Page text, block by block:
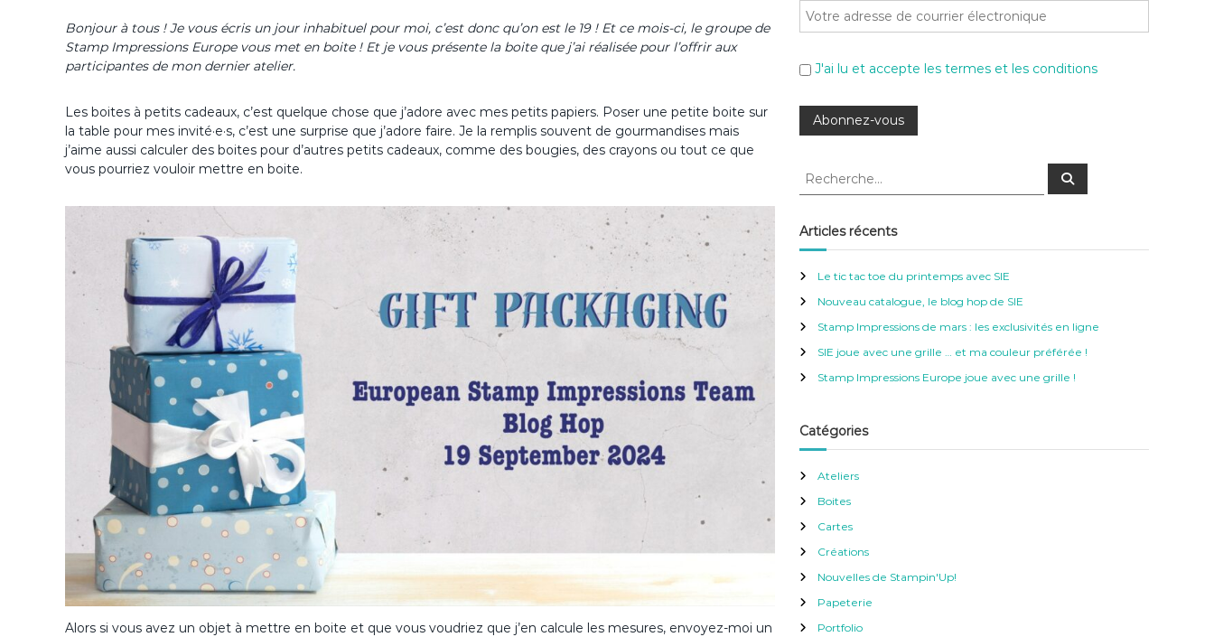
Bonjour à tous ! Je vous écris un jour inhabituel pour moi, c’est donc qu’on est le 19 ! Et ce mois-ci, le groupe de
Stamp Impressions Europe vous met en boite ! Et je vous présente la boite que j’ai réalisée pour l’offrir aux
participantes de mon dernier atelier.
Les boites à petits cadeaux, c’est quelque chose que j’adore avec mes petits papiers. Poser une petite boite sur
la table pour mes invité·e·s, c’est une surprise que j’adore faire. Je la remplis souvent de gourmandises mais
j’aime aussi calculer des boites pour d’autres petits cadeaux, comme des bougies, des crayons ou tout ce que
vous pourriez vouloir mettre en boite.
Alors si vous avez un objet à mettre en boite et que vous voudriez que j’en calcule les mesures, envoyez-moi un
J'ai lu et accepte les termes et les conditions
R
h
e
c
h
e
:
R
c
Articles récents
Le tic tac toe du printemps avec SIE
Nouveau catalogue, le blog hop de SIE
Stamp Impressions de mars : les exclusivités en ligne
SIE joue avec une grille … et ma couleur préférée !
Stamp Impressions Europe joue avec une grille !
Catégories
Ateliers
Boites
Cartes
Créations
Nouvelles de Stampin'Up!
Papeterie
Portfolio